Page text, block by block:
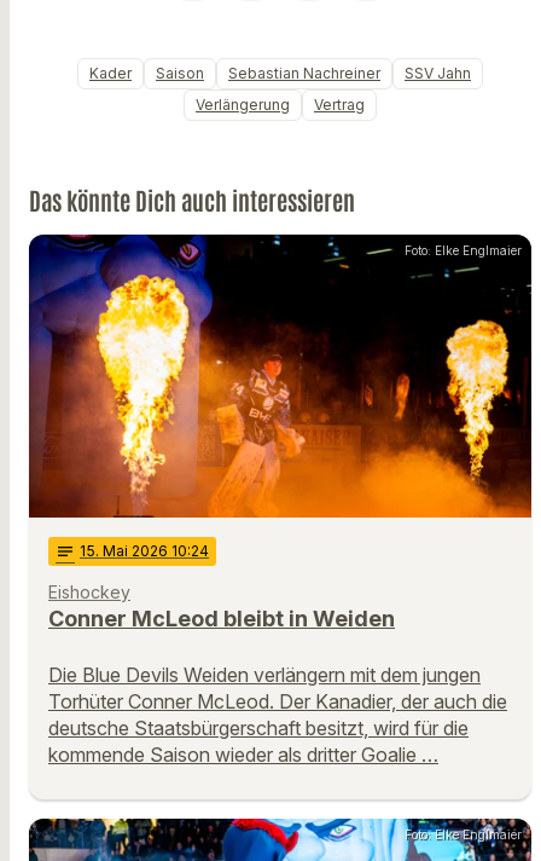
Kader Saison Sebastian Nachreiner
SSV Jahn
Verlängerung
Vertrag
Das könnte Dich auch interessieren
Foto: Elke Englmaier
notes 15. Mai 2026 10:24
Eishockey
Conner McLeod bleibt in Weiden
Die Blue Devils Weiden verlängern mit dem jungen
Torhüter Conner McLeod. Der Kanadier, der auch die
deutsche Staatsbürgerschaft besitzt, wird für die
kommende Saison wieder als dritter Goalie …
Foto: Elke Englmaier